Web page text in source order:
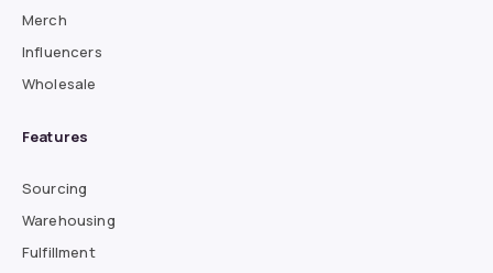
Merch
Influencers
Wholesale
Features
Sourcing
Warehousing
Fulfillment